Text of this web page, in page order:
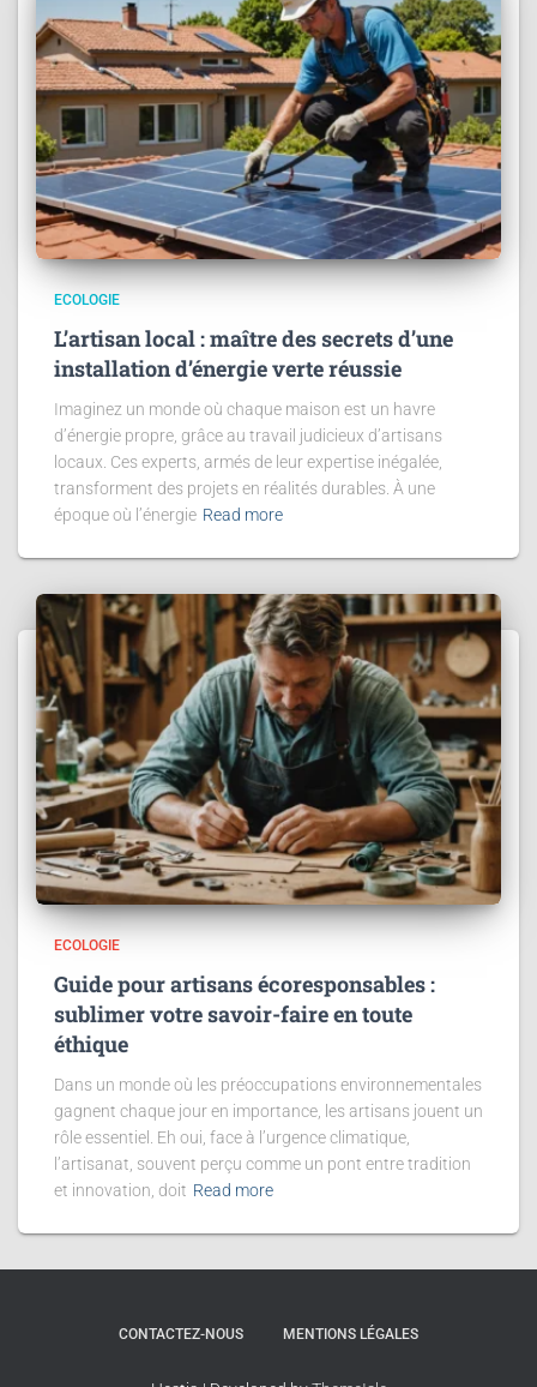
ECOLOGIE
L’artisan local : maître des secrets d’une
installation d’énergie verte réussie
Imaginez un monde où chaque maison est un havre
d’énergie propre, grâce au travail judicieux d’artisans
locaux. Ces experts, armés de leur expertise inégalée,
transforment des projets en réalités durables. À une
époque où l’énergie Read more
ECOLOGIE
Guide pour artisans écoresponsables :
sublimer votre savoir-faire en toute
éthique
Dans un monde où les préoccupations environnementales
gagnent chaque jour en importance, les artisans jouent un
rôle essentiel. Eh oui, face à l’urgence climatique,
l’artisanat, souvent perçu comme un pont entre tradition
et innovation, doit Read more
CONTACTEZ-NOUS MENTIONS LÉGALES